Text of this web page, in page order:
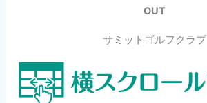
OUT
サミットゴルフクラブ